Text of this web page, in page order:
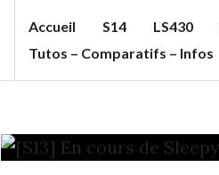
T
F
F
Accueil S14 LS430
Tutos – Comparatifs – Infos